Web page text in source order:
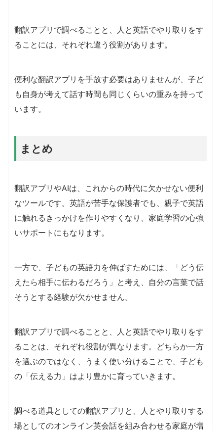
翻訳アプリで調べることと、人と英語でやり取りをす
ることには、それぞれ違う役割があります。
便利な翻訳アプリを手放す必要はありませんが、子ど
も自身が考えて話す時間も同じくらいの重みを持って
います。
まとめ
翻訳アプリやAIは、これからの時代に欠かせない便利
なツールです。英語が苦手な保護者でも、親子で英語
に触れるきっかけを作りやすくなり、家庭学習の心強
いサポートにもなります。
一方で、子どもの英語力を伸ばすためには、「どう伝
えたら相手に伝わるだろう」と考え、自分の言葉で話
そうとする経験が欠かせません。
翻訳アプリで調べることと、人と英語でやり取りをす
ることは、それぞれ役割が異なります。どちらか一方
を選ぶのではなく、うまく使い分けることで、子ども
の「伝える力」はより豊かに育っていきます。
調べる道具としての翻訳アプリと、人とやり取りする
場としてのオンライン英会話を組み合わせる家庭が増